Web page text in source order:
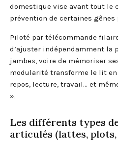
domestique vise avant tout le
prévention de certaines gênes
Piloté par télécommande
d’ajuster indépendamment la
jambes, voire de mémoriser
modularité transforme le lit
repos, lecture, travail… et
».
Les différents types
articulés (lattes,